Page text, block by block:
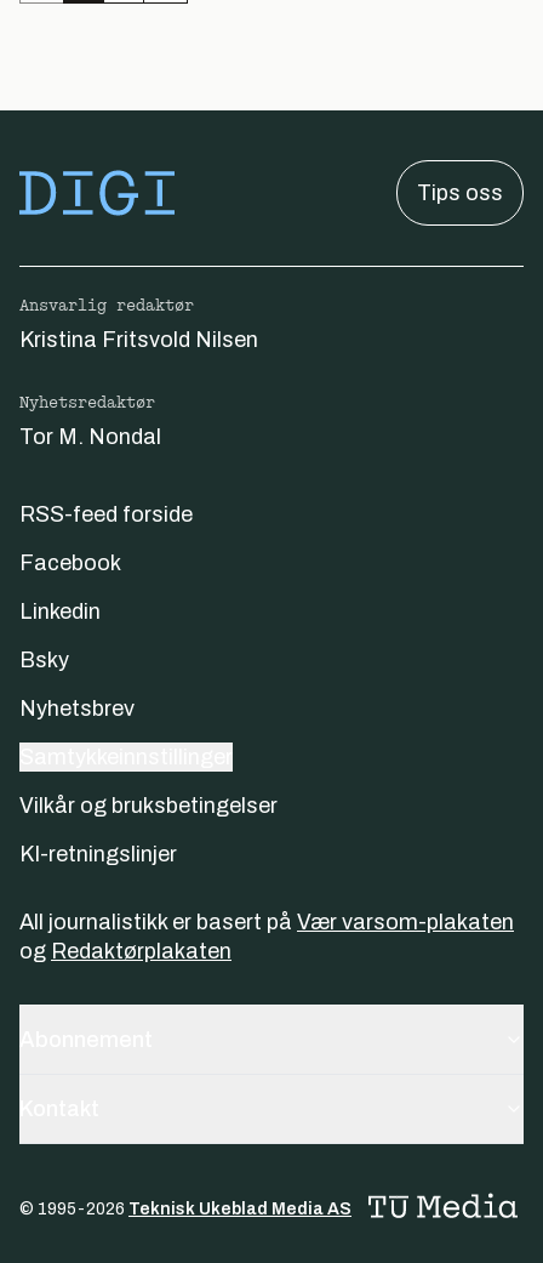
Tips oss
Ansvarlig redaktør
Kristina Fritsvold Nilsen
Nyhetsredaktør
Tor M. Nondal
RSS-feed forside
Facebook
Linkedin
Bsky
Nyhetsbrev
Vilkår og bruksbetingelser
KI-retningslinjer
All journalistikk er basert på Vær varsom-plakaten
og Redaktørplakaten
© 1995-2026 Teknisk Ukeblad Media AS